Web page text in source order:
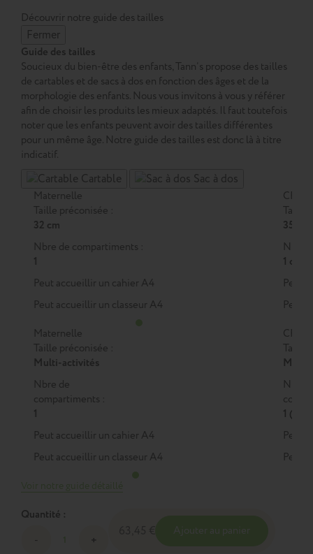
Découvrir notre guide des tailles
Fermer
Guide des tailles
Soucieux du bien-être des enfants, Tann’s propose des tailles
de cartables et de sacs à dos en fonction des âges et de la
morphologie des enfants. Nous vous invitons à vous y référer
afin de choisir les produits les mieux adaptés. Il faut toutefois
noter que les enfants peuvent avoir des tailles différentes
pour un même âge. Notre guide des tailles est donc là à titre
indicatif.
Cartable Sac à dos
Maternelle
Taille préconisée :
32 cm
Nbre de compartiments :
1
Peut accueillir un cahier A4
Peut accueillir un classeur A4
CP
Taille
35 cm
Nbre
1 ou 2
Peut
Peut
Maternelle
Taille préconisée :
Multi-activités
Nbre de
compartiments :
1
Peut accueillir un cahier A4
Peut accueillir un classeur A4
CP
Taille
M
Nbre
1 (M)
Peut
Peut
Quantité :